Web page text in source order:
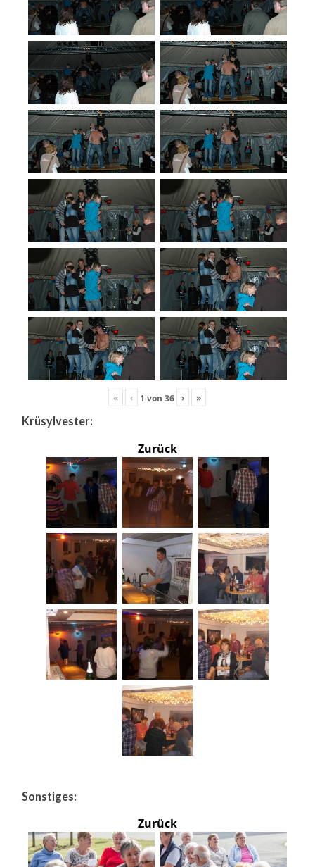
« ‹ 1 von36 › »
Krüsylvester:
Zurück
Sonstiges:
Zurück